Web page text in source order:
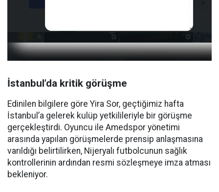
İstanbul’da kritik görüşme
Edinilen bilgilere göre Yira Sor, geçtiğimiz hafta
İstanbul’a gelerek kulüp yetkilileriyle bir görüşme
gerçekleştirdi. Oyuncu ile Amedspor yönetimi
arasında yapılan görüşmelerde prensip anlaşmasına
varıldığı belirtilirken, Nijeryalı futbolcunun sağlık
kontrollerinin ardından resmi sözleşmeye imza atması
bekleniyor.